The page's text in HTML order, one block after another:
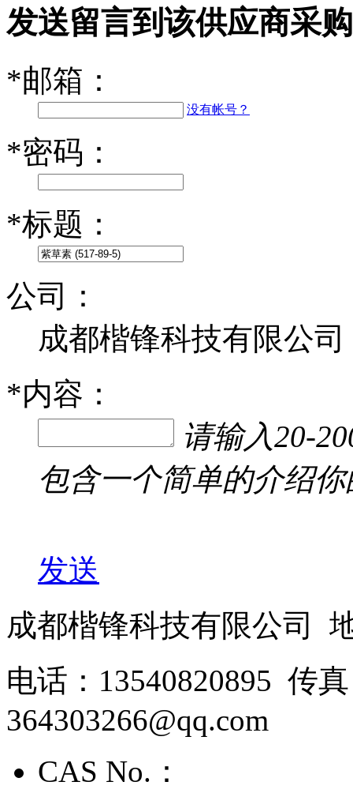
发送留言到该供应商采
*邮箱：
没有帐号？
*密码：
*标题：
公司：
成都楷锋科技有限公司
*内容：
请输入20-
包含一个简单的介绍
发送
成都楷锋科技有限公司
电话：13540820895 传
364303266@qq.com
CAS No.：